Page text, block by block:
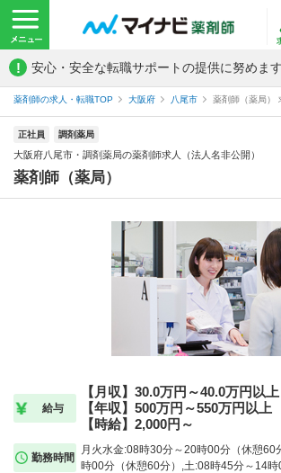
! 安心・安全な転職サポートの提供に努めます
薬剤師の求人・転職TOP 大阪府 八尾市 薬剤師（薬局）
正社員 調剤薬局
大阪府八尾市・調剤薬局の薬剤師求人（法人名非公開）
薬剤師（薬局）
給与
【月収】30.0万円～40.0万円以上
【年収】500万円～550万円以上
【時給】2,000円～
勤務時間
月火水金:08時30分～20時00分（休憩60
時00分（休憩60分）,土:08時45分～14時